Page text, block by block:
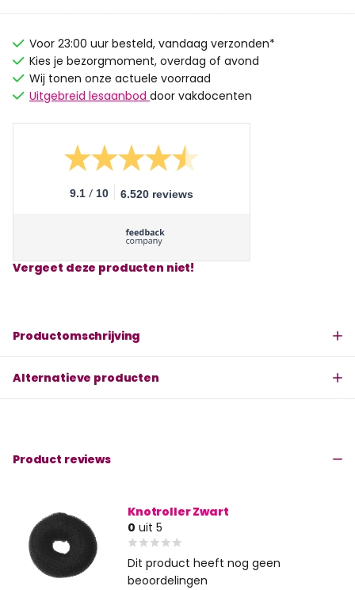
Voor 23:00 uur besteld, vandaag verzonden*
Kies je bezorgmoment, overdag of avond
Wij tonen onze actuele voorraad
Uitgebreid lesaanbod door vakdocenten
9.1 / 10 6.520 reviews
Vergeet deze producten niet!
Productomschrijving
Alternatieve producten
Product reviews
Knotroller Zwart
0 uit 5
Dit product heeft nog geen
beoordelingen